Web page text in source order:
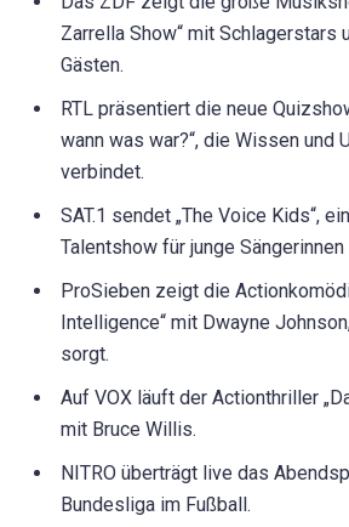
Zarrella Show“ mit Schlagerstars
Gästen.
RTL präsentiert die neue
wann was war?“, die Wissen und
verbindet.
SAT.1 sendet „The Voice Kids“,
Talentshow für junge Sängerinnen
ProSieben zeigt die
Intelligence“ mit Dwayne
sorgt.
Auf VOX läuft der Actionthriller
mit Bruce Willis.
NITRO überträgt live das
Bundesliga im Fußball.